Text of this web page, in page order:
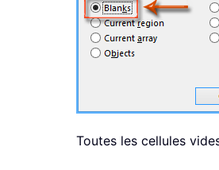
Toutes les cellules